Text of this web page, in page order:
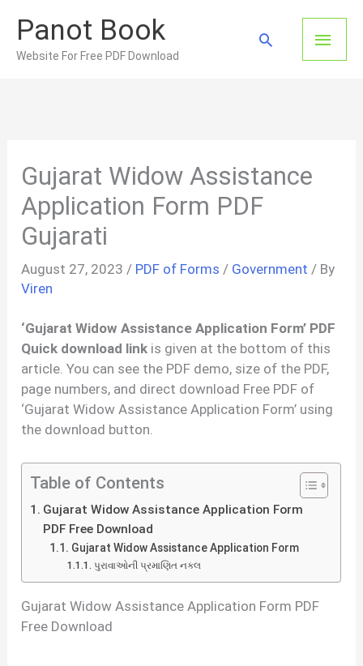
content
Panot Book
Website For Free PDF Download
Main
Search
Gujarat Widow Assistance
Application Form PDF
Gujarati
August 27, 2023 / PDF of Forms / Government / By
Viren
‘Gujarat Widow Assistance Application Form’ PDF
Quick download link is given at the bottom of this
article. You can see the PDF demo, size of the PDF,
page numbers, and direct download Free PDF of
‘Gujarat Widow Assistance Application Form’ using
the download button.
Table of Contents
Gujarat Widow Assistance Application Form
PDF Free Download
Gujarat Widow Assistance Application Form
પુરાવાઓની પ્રમાણિત નકલ
Gujarat Widow Assistance Application Form PDF
Free Download